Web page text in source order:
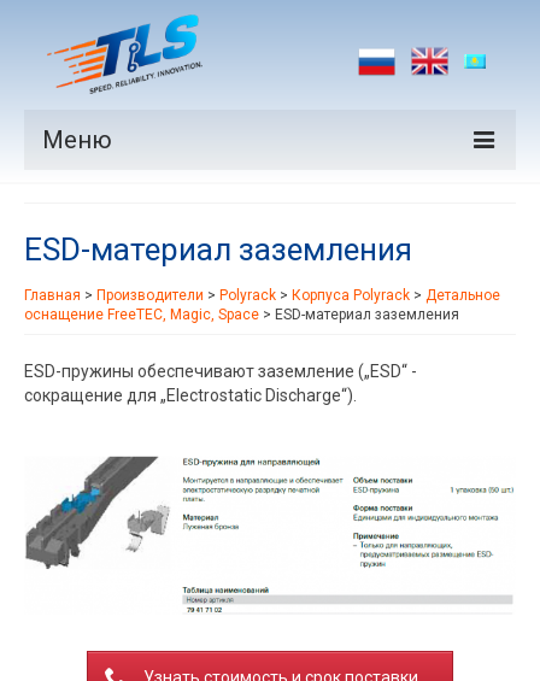
Меню
Производители
Рынки
Контакты
ЕSD-материал заземления
Главная > Производители > Polyrack > Корпуса Polyrack > Детальное
оснащение FreeTEC, Magic, Space > ЕSD-материал заземления
ESD-пружины обеспечивают заземление („ESD“ -
сокращение для „Electrostatic Discharge“).